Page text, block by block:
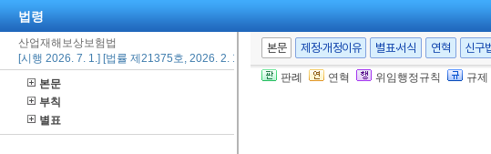
법령
산업재해보상보험법
[시행 2026. 7. 1.] [법률 제21375호, 2026. 2. 19., 일부개정]
본문
부칙
별표
본문 제정·개정이유 별표·서식 연혁 신구
판례 연혁 위임행정규칙 규제
8. 그 밖에고용노동부령 으로
⑤ 제2항 및 제4항에 따른 요
⑥ 업무상의 재해를 입은 근로
환자이거나 그 밖에 부득이